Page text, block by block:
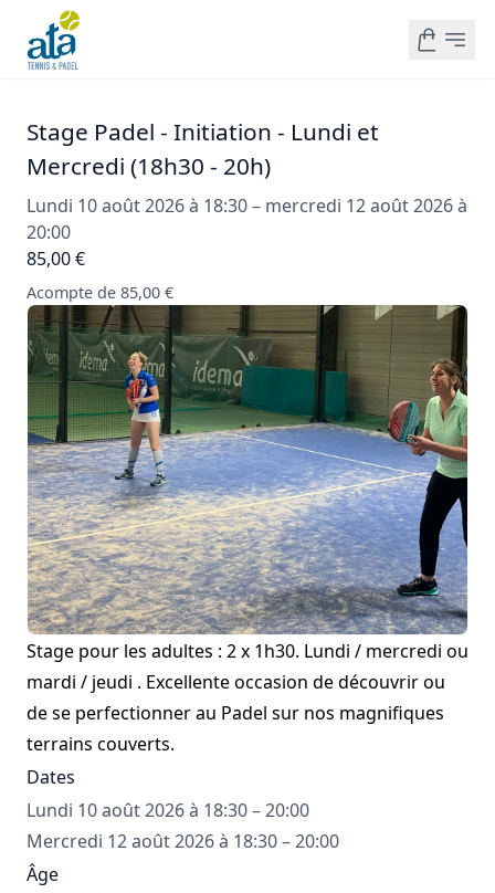
Stage Padel - Initiation - Lundi et
Mercredi (18h30 - 20h)
Lundi 10 août 2026 à 18:30 – mercredi 12 août 2026 à
20:00
85,00 €
Acompte de 85,00 €
Stage pour les adultes : 2 x 1h30. Lundi / mercredi ou
mardi / jeudi . Excellente occasion de découvrir ou
de se perfectionner au Padel sur nos magnifiques
terrains couverts.
Dates
Lundi 10 août 2026 à 18:30 – 20:00
Mercredi 12 août 2026 à 18:30 – 20:00
Âge